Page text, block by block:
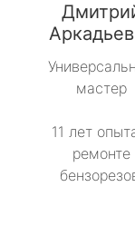
мастер
11 лет
ремонте